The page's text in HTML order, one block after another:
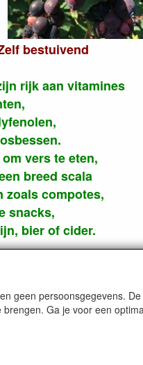
bestuivend
rijk aan vitamines
vers te eten,
breed scala
zoals compotes,
snacks,
bier of cider.
geen persoonsgegevens.
Ga je voor een